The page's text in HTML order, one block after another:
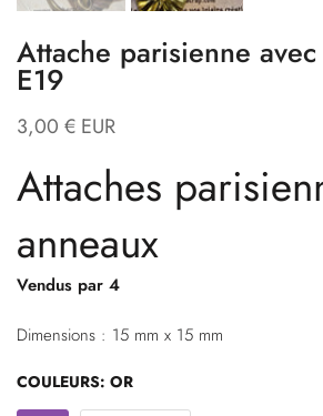
Attache parisienne
E19
3,00 € EUR
Attaches
anneaux
Vendus par 4
Dimensions : 15 mm x 15 mm
COULEURS: OR